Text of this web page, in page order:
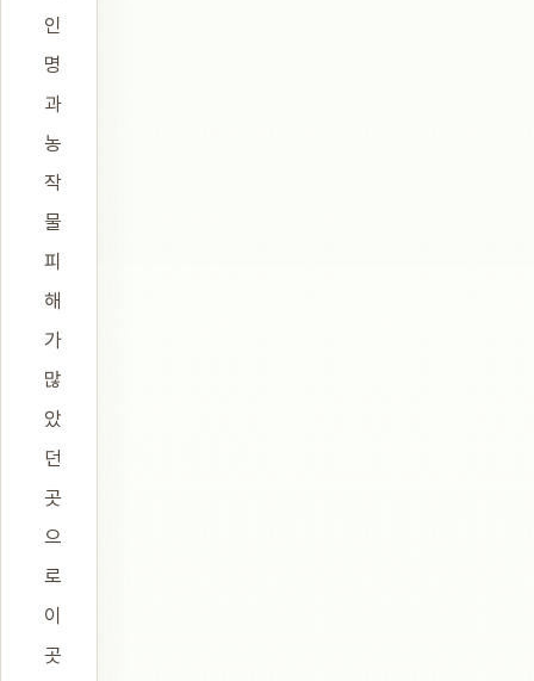
인
명
과
농
작
물
피
해
가
많
았
던
곳
으
로
이
곳